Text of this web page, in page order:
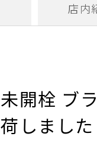
店内
未開栓 ブ
荷しまし